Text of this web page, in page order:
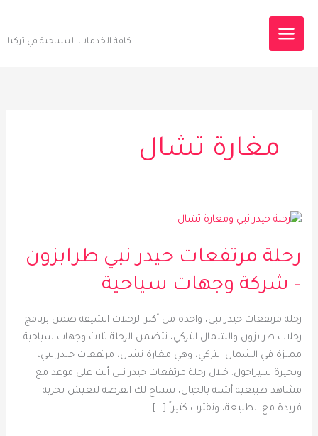
كافة الخدمات السياحية في تركيا
مغارة تشال
رحلة مرتفعات حيدر نبي طرابزون
– شركة وجهات سياحية
رحلة مرتفعات حيدر نبي، واحدة من أكثر الرحلات الشيقة ضمن برنامج
رحلات طرابزون والشمال التركي، تتضمن الرحلة ثلاث وجهات سياحية
مميزة في الشمال التركي، وهي مغارة تشال، مرتفعات حيدر نبي،
وبحيرة سيراجول. خلال رحلة مرتفعات حيدر نبي أنت على موعد مع
مشاهد طبيعية أشبه بالخيال، ستتاح لك الفرصة لتعيش تجربة
فريدة مع الطبيعة، وتقترب كثيراً […]
رحلة
حيدر
طرابزون
شركة
وجهات
سياحية